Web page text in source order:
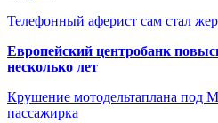
Телефонный аферист сам стал
Европейский центробанк
несколько лет
Крушение мотодельтаплана под
пассажирка